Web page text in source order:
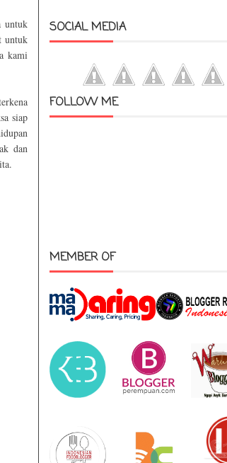
untuk
untuk
kami
siap
dan
SOCIAL MEDIA
FOLLOW ME
MEMBER OF